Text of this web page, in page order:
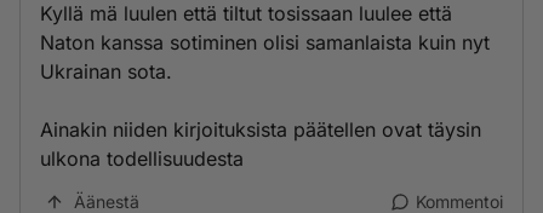
Kyllä mä luulen että tiltut tosissaan luulee että
Naton kanssa sotiminen olisi samanlaista kuin nyt
Ukrainan sota.
Ainakin niiden kirjoituksista päätellen ovat täysin
ulkona todellisuudesta
Äänestä Kommentoi